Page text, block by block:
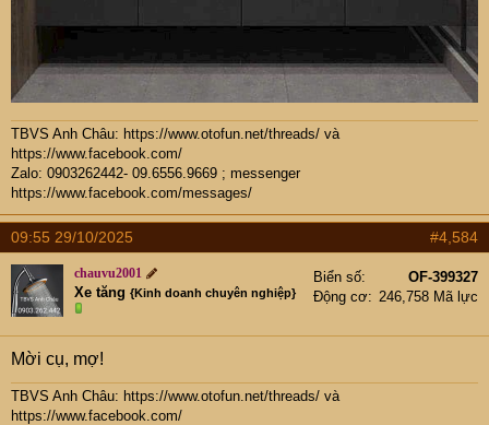
TBVS Anh Châu: https://www.otofun.net/threads/ và
https://www.facebook.com/
Zalo: 0903262442- 09.6556.9669 ; messenger
https://www.facebook.com/messages/
09:55 29/10/2025 #4,584
chauvu2001
Xe tăng {Kinh doanh chuyên nghiệp}
Biển số
OF-399327
Động cơ
246,758 Mã lực
Mời cụ, mợ!
TBVS Anh Châu: https://www.otofun.net/threads/ và
https://www.facebook.com/